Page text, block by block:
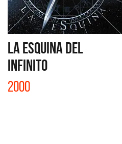
LA ESQUINA DEL
INFINITO
2000